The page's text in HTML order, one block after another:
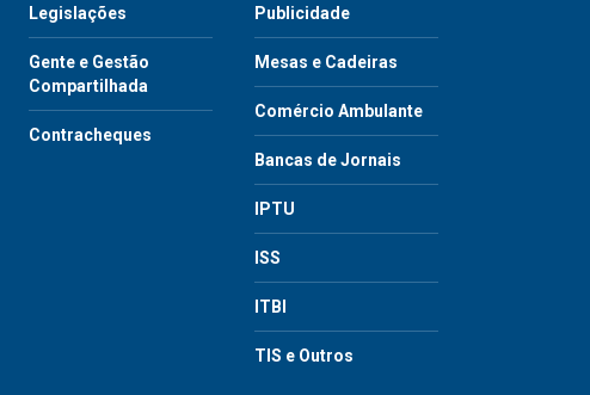
Legislações
Gente e Gestão
Compartilhada
Contracheques
Publicidade
Mesas e Cadeiras
Comércio Ambulante
Bancas de Jornais
IPTU
ISS
ITBI
TIS e Outros